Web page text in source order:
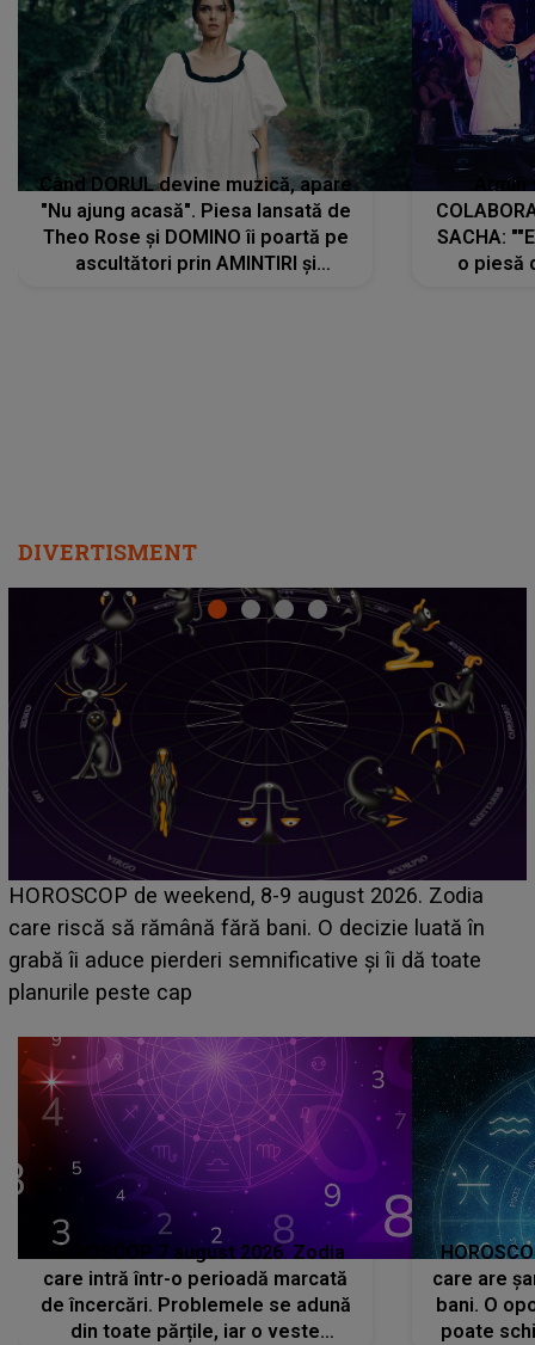
Când DORUL devine muzică, apare
"Nu ajung acasă". Piesa lansată de
Theo Rose și DOMINO îi poartă pe
ascultători prin AMINTIRI și
SACHA:
o piesă
DIVERTISMENT
Emanuel a ținut ACEST DETALIU ASCUNS până
acum! În fața Alexandrei, concurentul din Casa Iubirii
face o MĂRTURISIRE NEAȘTEPTATĂ despre mama
sa: "I-am spus și ei în față, eu nu te iubesc pentru
HOROSCOP 7 august 2026. Zodia
care intră într-o perioadă marcată
de încercări. Problemele se adună
din toate părțile, iar o veste
care are
bani. O
poate